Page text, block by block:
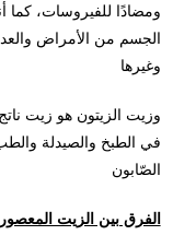
ومضادًا للفيروسات، كما
الجسم من الأمراض
وغيرها
وزيت الزيتون هو زيت
في الطبخ والصيدلة
الصّابون
الفرق بين الزيت